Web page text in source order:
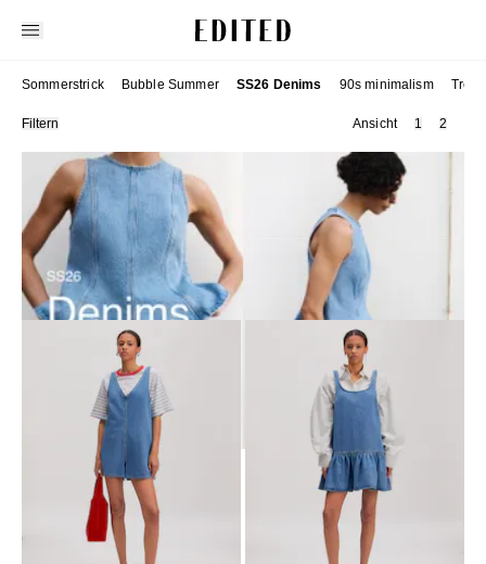
Sommerstrick Bubble Summer SS26 Denims 90s minimalism
Filtern Ansicht 1 2